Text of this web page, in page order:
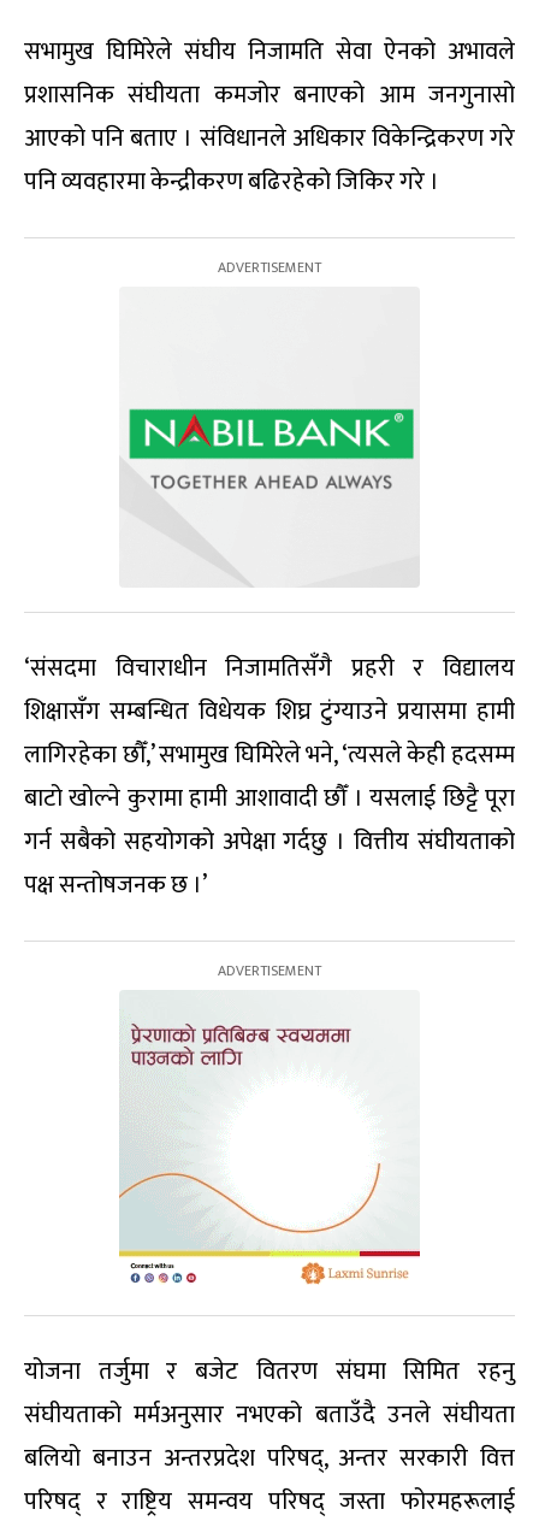
सभामुख घिमिरेले संघीय निजामति सेवा ऐनको अभावले
प्रशासनिक संघीयता कमजोर बनाएको आम जनगुनासो
आएको पनि बताए । संविधानले अधिकार विकेन्द्रिकरण गरे
पनि व्यवहारमा केन्द्रीकरण बढिरहेको जिकिर गरे ।
‘संसदमा विचाराधीन निजामतिसँगै प्रहरी र विद्यालय
शिक्षासँग सम्बन्धित विधेयक शिघ्र टुंग्याउने प्रयासमा हामी
लागिरहेका छौँ,’ सभामुख घिमिरेले भने, ‘त्यसले केही हदसम्म
बाटो खोल्ने कुरामा हामी आशावादी छौँ । यसलाई छिट्टै पूरा
गर्न सबैको सहयोगको अपेक्षा गर्दछु । वित्तीय संघीयताको
पक्ष सन्तोषजनक छ ।’
योजना तर्जुमा र बजेट वितरण संघमा सिमित रहनु
संघीयताको मर्मअनुसार नभएको बताउँदै उनले संघीयता
बलियो बनाउन अन्तरप्रदेश परिषद्, अन्तर सरकारी वित्त
परिषद् र राष्ट्रिय समन्वय परिषद् जस्ता फोरमहरूलाई